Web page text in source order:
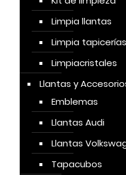
Limpia llantas
Limpia tapicerías
Limpiacristales
Llantas y
Emblemas
Llantas Audi
Llantas
Tapacubos